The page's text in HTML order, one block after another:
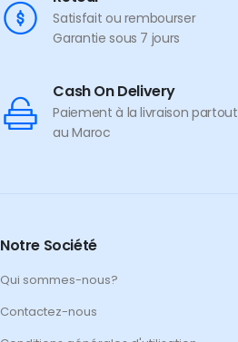
Satisfait ou rembourser
Garantie sous 7 jours
Cash On Delivery
Paiement à la livraison partout
au Maroc
Notre Société
Qui sommes-nous?
Contactez-nous